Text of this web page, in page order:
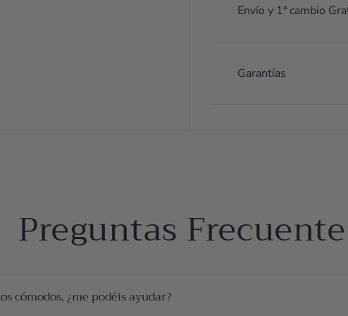
Envío y 1ª cambio
Garantías
Preguntas
cómodos, ¿me podéis ayudar?